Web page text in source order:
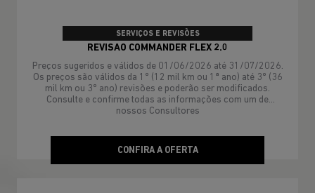
SERVIÇOS E REVISÕES
REVISAO COMMANDER FLEX 2.0
Preços sugeridos e válidos de 01/06/2026 até 31/07/2026.
Os preços são válidos da 1º (12 mil km ou 1ª ano) até 3º (36
mil km ou 3º ano) revisões e poderão ser modificados.
Consulte e confirme todas as informações com um de
nossos Consultores
CONFIRA A OFERTA